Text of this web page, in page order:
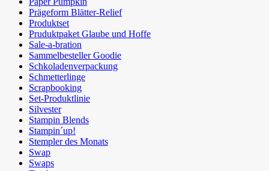
Prägeform Blätter-Relief
Produktset
Pruduktpaket Glaube und Hoffe
Sale-a-bration
Sammelbesteller Goodie
Schkoladenverpackung
Schmetterlinge
Scrapbooking
Set-Produktlinie
Silvester
Stampin Blends
Stampin´up!
Stempler des Monats
Swap
Swaps